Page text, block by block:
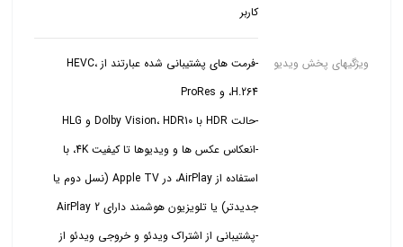
کاربر
ویژگیهای پخش ویدیو
-فرمت های پشتیبانی شده عبارتند از HEVC،
H.264، و ProRes
-حالت HDR با Dolby Vision، HDR10 و HLG
-انعکاس عکس ها و ویدیوها تا کیفیت 4K، با
استفاده از AirPlay، در Apple TV (نسل دوم یا
جدیدتر) یا تلویزیون هوشمند دارای AirPlay 2
-پشتیبانی از اشتراک ویدئو و خروجی ویدئو از